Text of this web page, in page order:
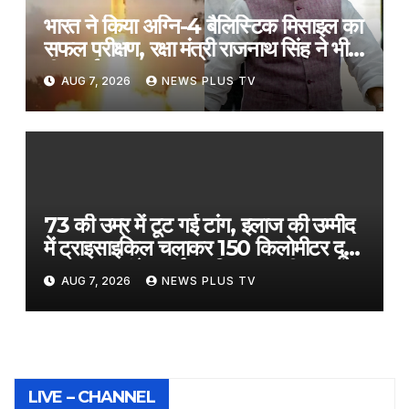
भारत ने किया अग्नि-4 बैलिस्टिक मिसाइल का
सफल परीक्षण, रक्षा मंत्री राजनाथ सिंह ने भी
दी बधाई​on August 6, 2026 at 5:22
pm
AUG 7, 2026 NEWS PLUS TV
73 की उम्र में टूट गई टांग, इलाज की उम्मीद
में ट्राइसाइकिल चलाकर 150 किलोमीटर दूर
अस्पताल पहुंचे बुजुर्ग, 3 दिन तक की यात्रा​
on August 6, 2026 at 6:09 pm
AUG 7, 2026 NEWS PLUS TV
LIVE – CHANNEL